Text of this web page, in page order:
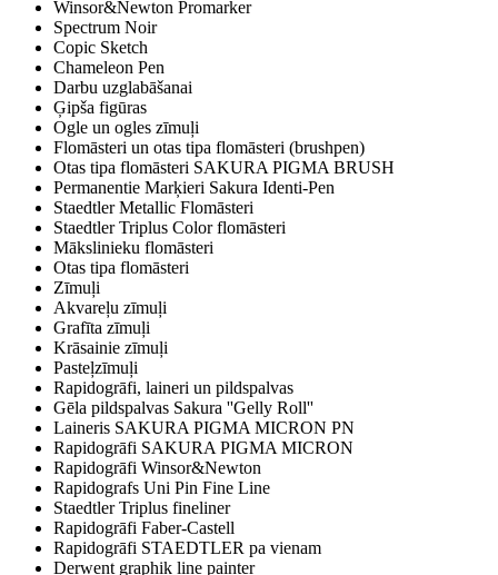
Winsor&Newton Promarker
Spectrum Noir
Copic Sketch
Chameleon Pen
Darbu uzglabāšanai
Ģipša figūras
Ogle un ogles zīmuļi
Flomāsteri un otas tipa flomāsteri (brushpen)
Otas tipa flomāsteri SAKURA PIGMA BRUSH
Permanentie Marķieri Sakura Identi-Pen
Staedtler Metallic Flomāsteri
Staedtler Triplus Color flomāsteri
Mākslinieku flomāsteri
Otas tipa flomāsteri
Zīmuļi
Akvareļu zīmuļi
Grafīta zīmuļi
Krāsainie zīmuļi
Pasteļzīmuļi
Rapidogrāfi, laineri un pildspalvas
Gēla pildspalvas Sakura ''Gelly Roll''
Laineris SAKURA PIGMA MICRON PN
Rapidogrāfi SAKURA PIGMA MICRON
Rapidogrāfi Winsor&Newton
Rapidografs Uni Pin Fine Line
Staedtler Triplus fineliner
Rapidogrāfi Faber-Castell
Rapidogrāfi STAEDTLER pa vienam
Derwent graphik line painter